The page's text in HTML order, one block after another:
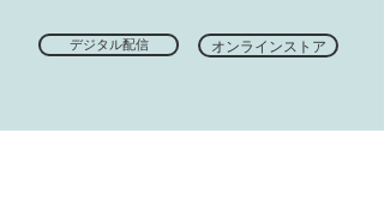
オンラインストア
デジタル配信